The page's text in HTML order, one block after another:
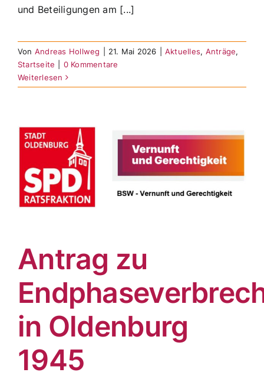
und Beteiligungen am [...]
Von Andreas Hollweg 21. Mai 2026 Aktuelles, Anträge,
Startseite
0 Kommentare
Weiterlesen
Antrag zu
in Oldenburg
1945